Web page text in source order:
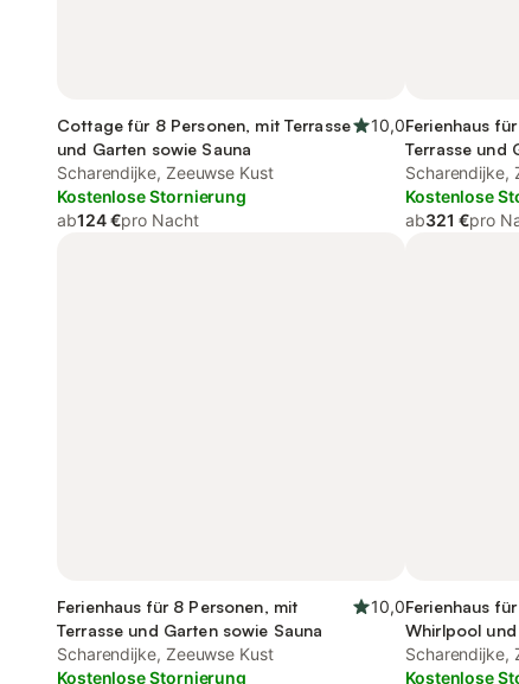
Cottage für 8 Personen, mit Terrasse
und Garten sowie Sauna
10,0
Scharendijke, Zeeuwse Kust
Kostenlose Stornierung
ab124 €pro Nacht
Ferienhaus
Terrasse und
Scharendijke,
Kostenlose
ab321 €pro
Ferienhaus für 8 Personen, mit
Terrasse und Garten sowie Sauna
10,0
Scharendijke, Zeeuwse Kust
Kostenlose Stornierung
Ferienhaus
Whirlpool und
Scharendijke,
Kostenlose